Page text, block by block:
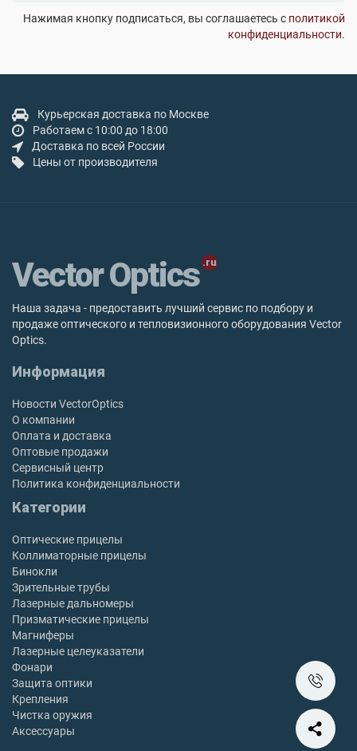
Нажимая кнопку подписаться, вы соглашаетесь с политикой
конфиденциальности.
Курьерская доставка по Москве
Работаем с 10:00 до 18:00
Доставка по всей России
Цены от производителя
Vector Optics
Наша задача - предоставить лучший сервис по подбору и
продаже оптического и тепловизионного оборудования Vector
Optics.
Информация
Новости VectorOptics
О компании
Оплата и доставка
Оптовые продажи
Сервисный центр
Политика конфиденциальности
Категории
Оптические прицелы
Коллиматорные прицелы
Бинокли
Зрительные трубы
Лазерные дальномеры
Призматические прицелы
Магниферы
Лазерные целеуказатели
Фонари
Защита оптики
Крепления
Чистка оружия
Аксессуары